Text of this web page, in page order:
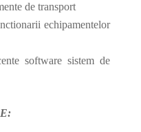
de transport
echipamentelor
software sistem de